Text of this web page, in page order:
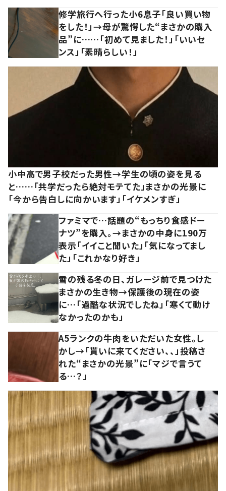
修学旅行へ行った小6息子「良い買い物
をした！」→母が驚愕した“まさかの購入
品”に……「初めて見ました！」「いいセ
ンス」「素晴らしい！」
小中高で男子校だった男性→学生の頃の姿を見る
と……「共学だったら絶対モテてた」まさかの光景に
「今から告白しに向かいます」「イケメンすぎ」
ファミマで…話題の“もっちり食感ドー
ナツ”を購入。→まさかの中身に190万
表示「イイこと聞いた」「気になってまし
た」「これかなり好き」
雪の残る冬の日、ガレージ前で見つけた
まさかの生き物→保護後の現在の姿
に…「過酷な状況でしたね」「寒くて動け
なかったのかも」
A5ランクの牛肉をいただいた女性。し
かし→「貰いに来てください、、」投稿さ
れた“まさかの光景”に「マジで言うて
る…？」